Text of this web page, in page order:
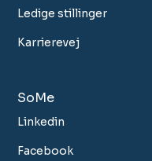
Ledige stillinger
Karrierevej
SoMe
Linkedin
Facebook